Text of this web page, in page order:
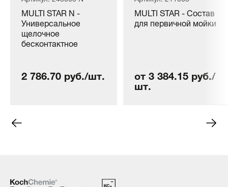
MULTI STAR N -
Универсальное
щелочное
бесконтактное
воды, (5л).
2 786.70 руб./шт.
MULTI STAR - Состав
для первичной мойки
от 3 384.15 руб./
шт.